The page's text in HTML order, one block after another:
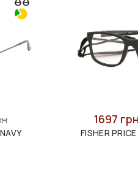
1697
FISHER